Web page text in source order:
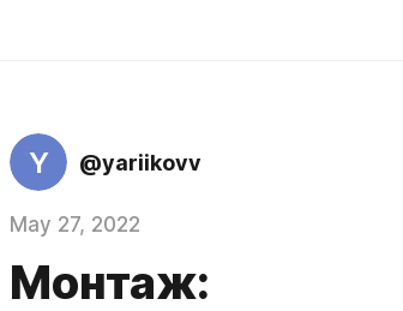
Y @yariikovv
May 27, 2022
Монтаж: